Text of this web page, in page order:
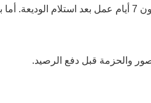
ج: بالنسبة للمخزون، يمكننا شحن البضائع إلى ميناء الشحن في غضون 7